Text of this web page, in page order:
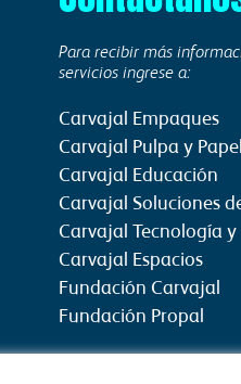
Para recibir más
servicios ingrese a:
Carvajal Empaques
Carvajal Pulpa y Papel
Carvajal Educación
Carvajal Soluciones
Carvajal Tecnología y
Carvajal Espacios
Fundación Carvajal
Fundación Propal